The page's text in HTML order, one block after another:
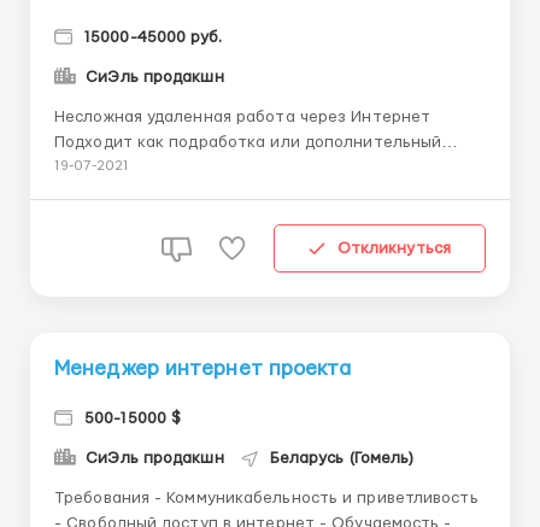
15000-45000 руб.
СиЭль продакшн
Несложная удаленная работа через Интернет
Подходит как подработка или дополнительный
доход Основная задача представителей это
консультация по продукции, акциям и возможностям
компании Продвижение бренда, реклама в инт...
19-07-2021
Откликнуться
Менеджер интернет проекта
500-15000 $
СиЭль продакшн Беларусь (Гомель)
Требования - Коммуникабельность и приветливость
- Свободный доступ в интернет - Обучаемость -